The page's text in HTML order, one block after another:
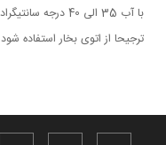
با آب 35 الی 40 درجه سانتیگراد شستشو شود
ترجیحا از اتوی بخار استفاده شود